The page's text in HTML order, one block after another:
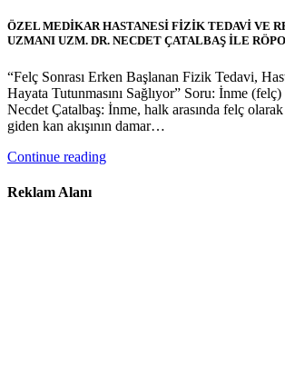
ÖZEL MEDİKAR HASTANESİ FİZİK TEDAVİ VE
UZMANI UZM. DR. NECDET ÇATALBAŞ İLE
“Felç Sonrası Erken Başlanan Fizik Tedavi,
Hayata Tutunmasını Sağlıyor” Soru: İnme
Necdet Çatalbaş: İnme, halk arasında felç
giden kan akışının damar…
Continue reading
Reklam Alanı